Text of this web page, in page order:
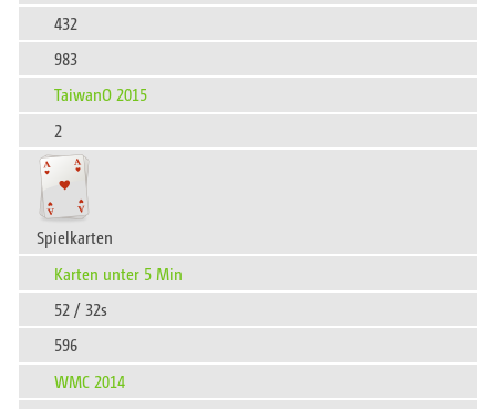
432
983
TaiwanO 2015
2
Spielkarten
Karten unter 5 Min
52 / 32s
596
WMC 2014